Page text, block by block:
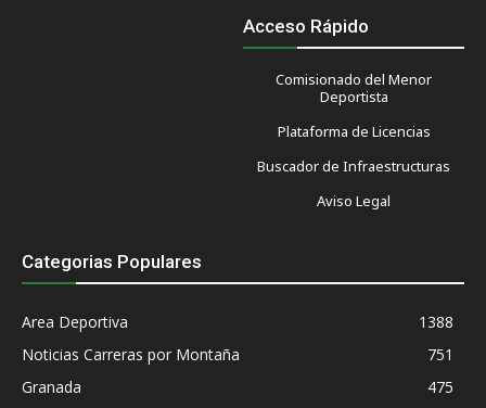
Acceso Rápido
Comisionado del Menor
Deportista
Plataforma de Licencias
Buscador de Infraestructuras
Aviso Legal
Categorias Populares
Area Deportiva
1388
Noticias Carreras por Montaña
751
Granada
475